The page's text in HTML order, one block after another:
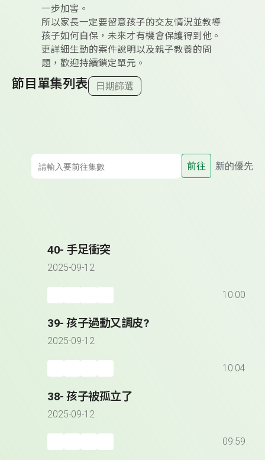
一步加害。
所以家長一定要留意孩子的交友情況並教導
孩子如何自保，未來才有機會保護得到他。
更詳細生動的案件說明以及親子教養的問
題，歡迎持續鎖定單元。
節目單集列表 日期篩選
前往 新的優先
40- 手足衝突
2025-09-12
10:00
39- 孩子過動又調皮?
2025-09-12
10:04
38- 孩子被孤立了
2025-09-12
09:59